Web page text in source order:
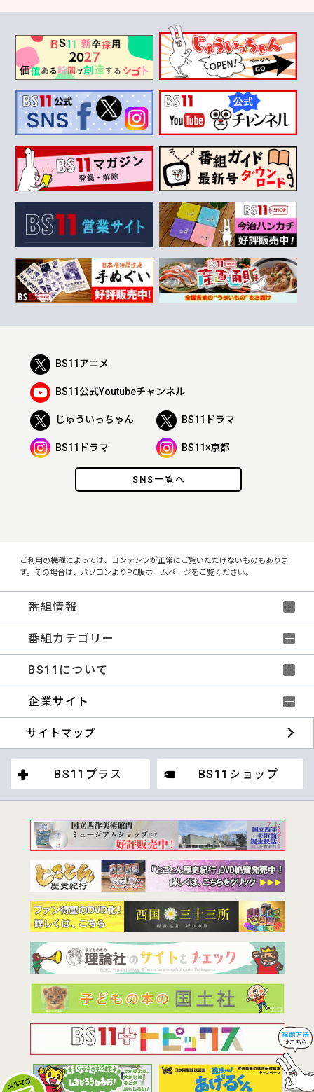
SNS一覧へ
BS11アニメ
BS11公式Youtubeチャンネル
じゅういっちゃん BS11ドラマ
BS11ドラマ BS11×京都
ご利用の機種によっては、コンテンツが正常にご覧いただけないものもありま
す。その場合は、パソコンよりPC版ホームページをご覧ください。
番組情報
番組カテゴリー
BS11について
企業サイト
サイトマップ
BS11プラス BS11ショップ